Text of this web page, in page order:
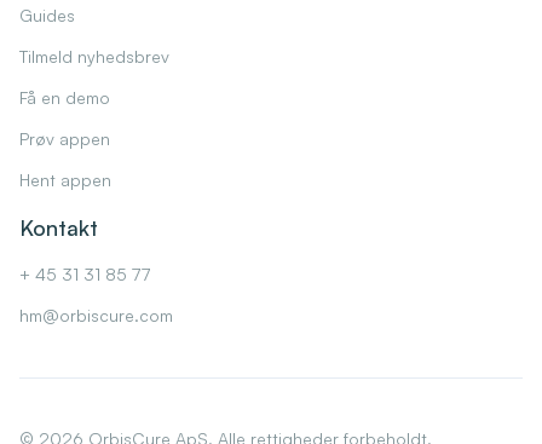
Guides
Tilmeld nyhedsbrev
Få en demo
Prøv appen
Hent appen
Kontakt
+ 45 31 31 85 77
hm@orbiscure.com
© 2026 OrbisCure ApS. Alle rettigheder forbeholdt.